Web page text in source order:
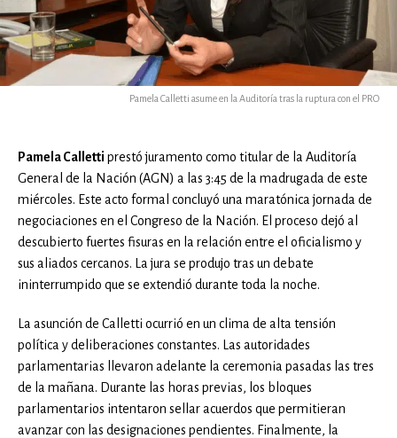
Pamela Calletti asume en la Auditoría tras la ruptura con el PRO
Pamela Calletti prestó juramento como titular de la Auditoría
General de la Nación (AGN) a las 3:45 de la madrugada de este
miércoles. Este acto formal concluyó una maratónica jornada de
negociaciones en el Congreso de la Nación. El proceso dejó al
descubierto fuertes fisuras en la relación entre el oficialismo y
sus aliados cercanos. La jura se produjo tras un debate
ininterrumpido que se extendió durante toda la noche.
La asunción de Calletti ocurrió en un clima de alta tensión
política y deliberaciones constantes. Las autoridades
parlamentarias llevaron adelante la ceremonia pasadas las tres
de la mañana. Durante las horas previas, los bloques
parlamentarios intentaron sellar acuerdos que permitieran
avanzar con las designaciones pendientes. Finalmente, la